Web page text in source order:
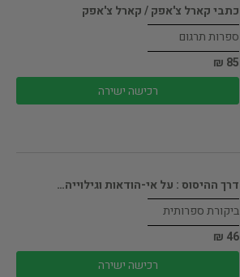
כתבי קארל צ'אפק / קארל צ'אפק
ספרות תרגום
85 ₪
רכישה ישירה
דרך ההיסוס : על אי-הודאות וגילוייה…
ביקורת ספרותית
46 ₪
רכישה ישירה